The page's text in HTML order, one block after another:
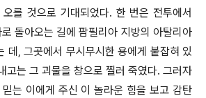
를 것으로 기대되었다. 한 번은 전투에서
로 돌아오는 길에 팜필리아 지방의 아탈리아
데, 그곳에서 무시무시한 용에게 붙잡혀 있
고는 그 괴물을 창으로 찔러 죽였다. 그러자
는 이에게 주신 이 놀라운 힘을 보고 감탄